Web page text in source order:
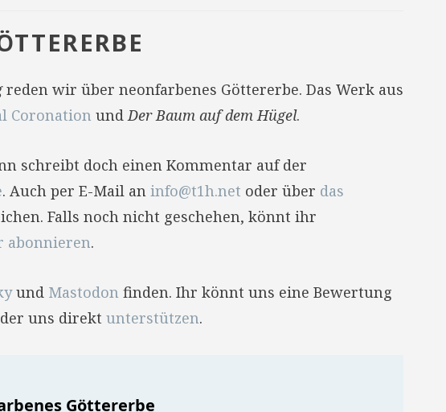
reden wir über neonfarbenes Göttererbe. Das Werk aus
Coronation undDer Baum auf dem Hügel.
schreibt doch einen Kommentar auf der
. Auch per E-Mail an info@t1h.net oder über das
Falls noch nicht geschehen, könnt ihr
abonnieren.
und Mastodon finden. Ihr könnt uns eine Bewertung
uns direkt unterstützen.